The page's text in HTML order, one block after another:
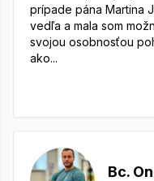
prípade pána Martina
vedľa a mala som
svojou osobnosťou
ako...
Bc.